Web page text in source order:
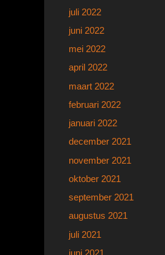
juli 2022
juni 2022
mei 2022
april 2022
maart 2022
februari 2022
januari 2022
december 2021
november 2021
oktober 2021
september 2021
augustus 2021
juli 2021
juni 2021